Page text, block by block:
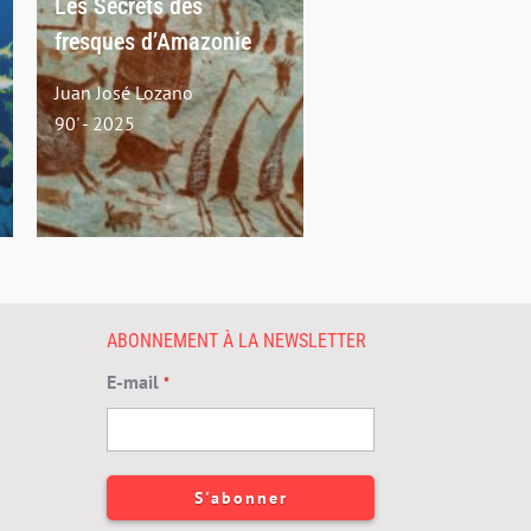
fresques d’Amazonie
Juan José Lozano
90' - 2025
ABONNEMENT À LA NEWSLETTER
E-mail *